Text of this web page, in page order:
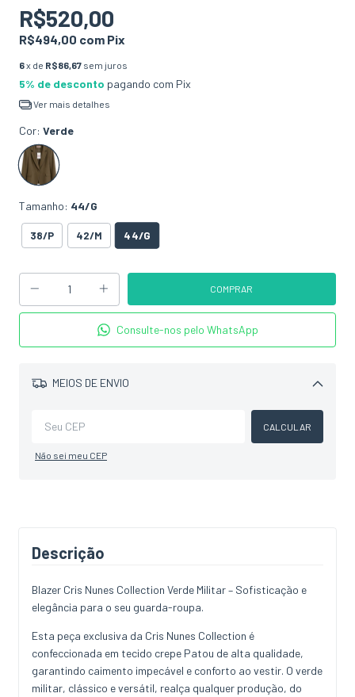
R$520,00
R$494,00 com Pix
6x de R$86,67 sem juros
5% de desconto pagando com Pix
Ver mais detalhes
Cor: Verde
Tamanho: 44/G
38/P 42/M 44/G
Consulte-nos pelo WhatsApp
MEIOS DE ENVIO
Alterar CEP
CALCULAR
Não sei meu CEP
Descrição
Blazer Cris Nunes Collection Verde Militar – Sofisticação e
elegância para o seu guarda-roupa.
Esta peça exclusiva da Cris Nunes Collection é
confeccionada em tecido crepe Patou de alta qualidade,
garantindo caimento impecável e conforto ao vestir. O verde
militar, clássico e versátil, realça qualquer produção, do